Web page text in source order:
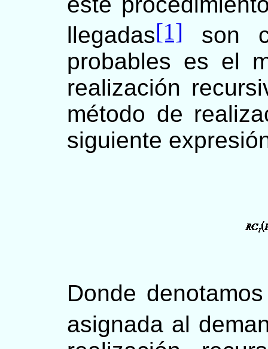
llegadas[1] son
probables es el
realización
método de
siguiente
Donde
asignada al